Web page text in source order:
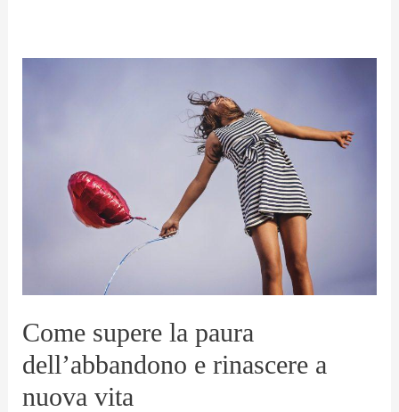
Come supere la paura
dell’abbandono e rinascere a
nuova vita
rinascere